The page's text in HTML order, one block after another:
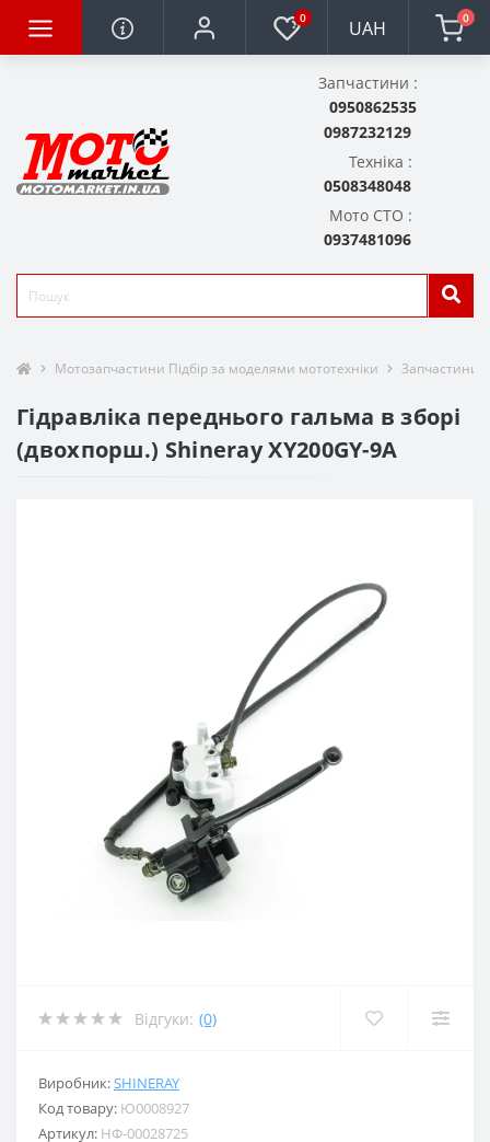
0 UAH 0
Запчастини :
0950862535
0987232129
Техніка :
0508348048
Мото СТО :
0937481096
Мотозапчастини Підбір за моделями мототехніки Запчастини
Гідравліка переднього гальма в зборі
(двохпорш.) Shineray XY200GY-9A
Відгуки: (0)
Виробник:SHINERAY
Код товару: Ю0008927
Артикул: НФ-00028725